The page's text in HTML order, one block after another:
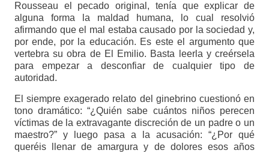
Rousseau el pecado original, tenía que explicar de
alguna forma la maldad humana, lo cual resolvió
afirmando que el mal estaba causado por la sociedad y,
por ende, por la educación. Es este el argumento que
vertebra su obra de El Emilio. Basta leerla y creérsela
para empezar a desconfiar de cualquier tipo de
autoridad.
El siempre exagerado relato del ginebrino cuestionó en
tono dramático: “¿Quién sabe cuántos niños perecen
víctimas de la extravagante discreción de un padre o un
maestro?” y luego pasa a la acusación: “¿Por qué
queréis llenar de amargura y de dolores esos años